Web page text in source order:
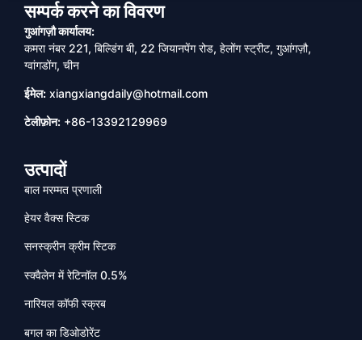
सम्पर्क करने का विवरण
गुआंगज़ौ कार्यालय:
कमरा नंबर 221, बिल्डिंग बी, 22 जियानपेंग रोड, हेलोंग स्ट्रीट, गुआंगज़ौ,
ग्वांगडोंग, चीन
ईमेल: xiangxiangdaily@hotmail.com
टेलीफ़ोन: +86-13392129969
उत्पादों
बाल मरम्मत प्रणाली
हेयर वैक्स स्टिक
सनस्क्रीन क्रीम स्टिक
स्क्वैलेन में रेटिनॉल 0.5%
नारियल कॉफी स्क्रब
बगल का डिओडोरेंट